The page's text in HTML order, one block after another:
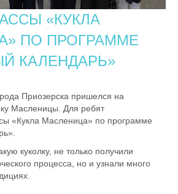
«КУКЛА
ПО ПРОГРАММЕ
КАЛЕНДАРЬ»
Приозерска пришелся на
Масленицы. Для ребят
«Кукла Масленица» по программе
куколку, не только получили
процесса, но и узнали много